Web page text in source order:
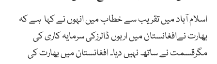
اسلام آباد میں تقریب سے خطاب میں انہوں نے کہا ہے کہ
بھارت نےافغانستان میں اربوں ڈالرزکی سرمایہ کاری کی
مگرقسمت نے ساتھ نہیں دیا۔ افغانستان میں بھارت کی